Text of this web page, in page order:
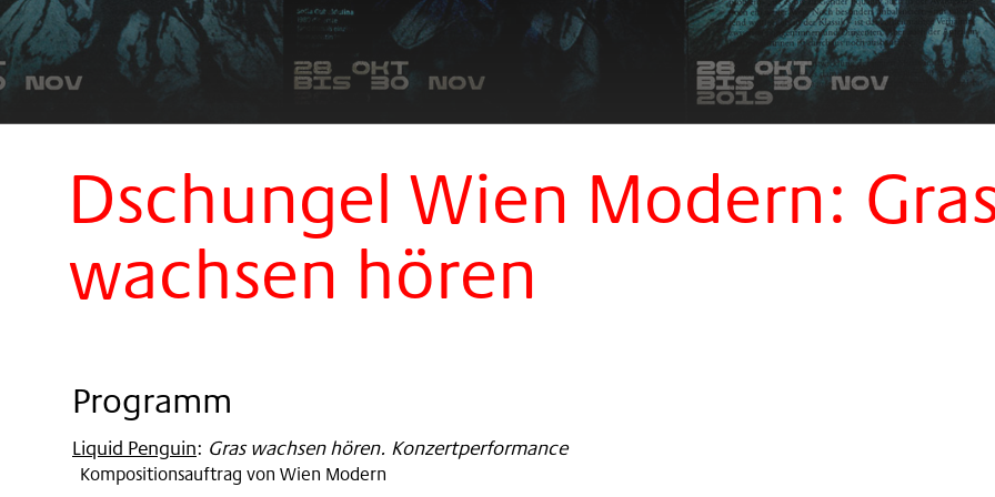
Dschungel Wien Modern:
wachsen hören
Programm
Liquid Penguin: Gras wachsen hören. Konzertperformance
Kompositionsauftrag von Wien Modern